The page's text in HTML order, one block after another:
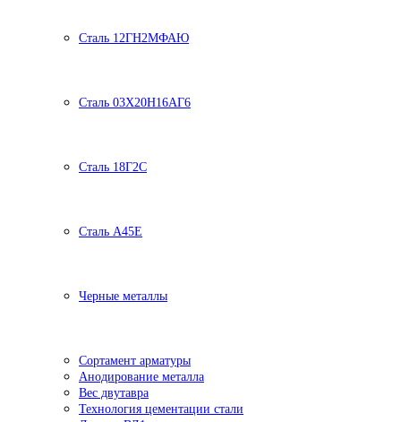
Сталь 12ГН2МФАЮ
Сталь 03Х20Н16АГ6
Сталь 18Г2С
Сталь А45Е
Черные металлы
Сортамент арматуры
Анодирование металла
Вес двутавра
Технология цементации стали